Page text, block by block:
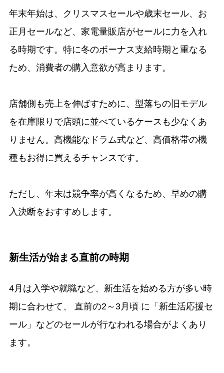
年末年始は、クリスマスセールや歳末セール、お
正月セールなど、家電量販店がセールに力を入れ
る時期です。特に冬のボーナス支給時期と重なる
ため、消費者の購入意欲が高まります。
店舗側も売上を伸ばすために、型落ちの旧モデル
を在庫限りで店頭に並べているケースも少なくあ
りません。高機能なドラム式など、高価格帯の機
種もお得に買えるチャンスです。
ただし、年末は競争率が高くなるため、早めの購
入決断をおすすめします。
新生活が始まる直前の時期
4月は入学や就職など、新生活を始める方が多い時
期に合わせて、 直前の2～3月頃 に「新生活応援セ
ール」などのセールが行なわれる場合がよくあり
ます。